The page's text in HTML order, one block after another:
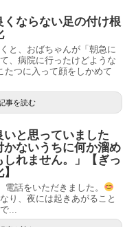
ならない足の付け根
と、おばちゃんが「朝急に
、病院に行ったけどような
たつに入って顔をしかめて
事を読む
いと思っていました
ないうちに何か溜め
れません。」【ぎっ
電話をいただきました。
り、夜には起きあがること
...